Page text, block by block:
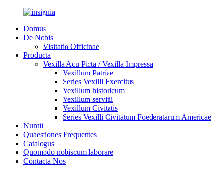
Domus
De Nobis
Visitatio Officinae
Producta
Vexilla Acu Picta / Vexilla Impressa
Vexillum Patriae
Series Vexilli Exercitus
Vexillum historicum
Vexillum servitii
Vexillum Civitatis
Series Vexilli Civitatum Foederatarum Americae
Nuntii
Quaestiones Frequentes
Catalogus
Quomodo nobiscum laborare
Contacta Nos